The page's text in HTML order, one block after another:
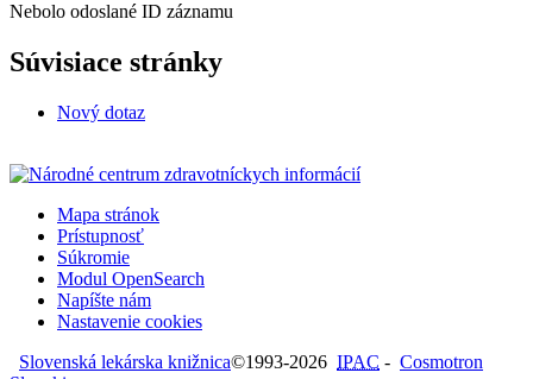
Nebolo odoslané ID záznamu
Súvisiace stránky
Nový dotaz
Mapa stránok
Prístupnosť
Súkromie
Modul OpenSearch
Napíšte nám
Nastavenie cookies
Slovenská lekárska knižnica©1993-2026 IPAC - Cosmotron